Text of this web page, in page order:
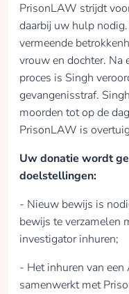
PrisonLAW strijdt
daarbij uw hulp
vermeende
vrouw en dochter. Na
proces is Singh
gevangenisstraf.
moorden tot op de
PrisonLAW is
Uw donatie wordt
doelstellingen:
- Nieuw bewijs is
bewijs te verzamelen
investigator inhuren;
- Het inhuren van
samenwerkt met